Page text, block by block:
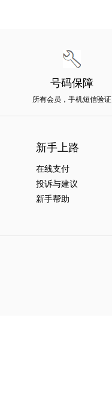
号码保障
所有会员，手机短信验证
新手上路
在线支付
投诉与建议
新手帮助